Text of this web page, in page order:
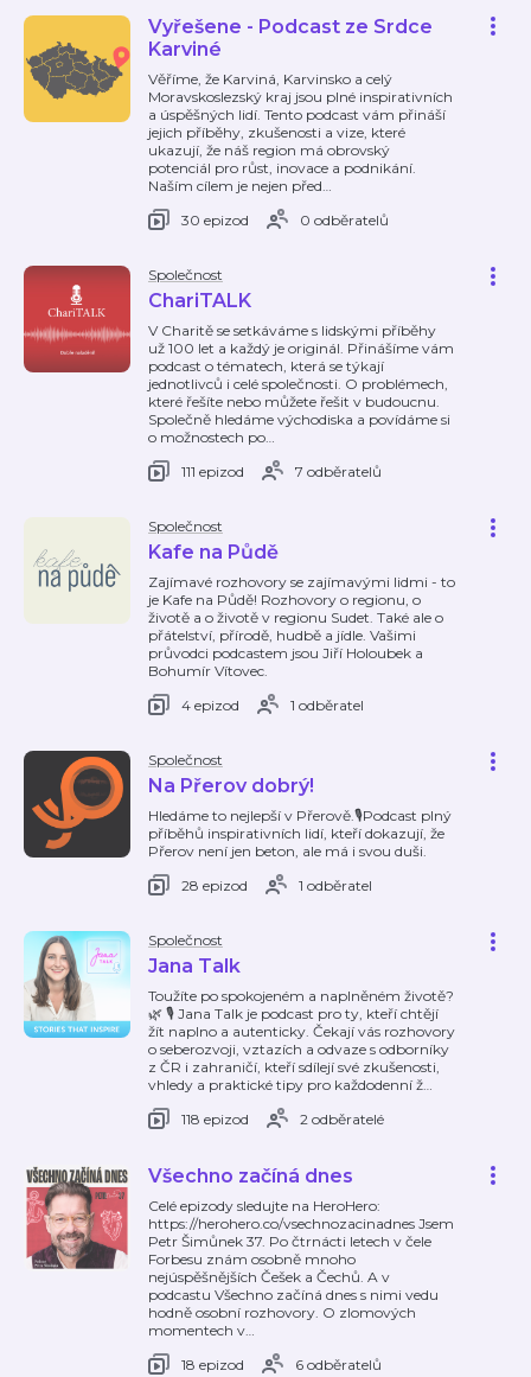
Vyřešene - Podcast ze Srdce
Karviné
Věříme, že Karviná, Karvinsko a celý
Moravskoslezský kraj jsou plné inspirativních
a úspěšných lidí. Tento podcast vám přináší
jejich příběhy, zkušenosti a vize, které
ukazují, že náš region má obrovský
potenciál pro růst, inovace a podnikání.
Naším cílem je nejen před…
30 epizod
0 odběratelů
Společnost
ChariTALK
V Charitě se setkáváme s lidskými příběhy
už 100 let a každý je originál. Přinášíme vám
podcast o tématech, která se týkají
jednotlivců i celé společnosti. O problémech,
které řešíte nebo můžete řešit v budoucnu.
Společně hledáme východiska a povídáme si
o možnostech po…
111 epizod
7 odběratelů
Společnost
Kafe na Půdě
Zajímavé rozhovory se zajímavými lidmi - to
je Kafe na Půdě! Rozhovory o regionu, o
životě a o životě v regionu Sudet. Také ale o
přátelství, přírodě, hudbě a jídle. Vašimi
průvodci podcastem jsou Jiří Holoubek a
Bohumír Vítovec.
4 epizod
1 odběratel
Společnost
Na Přerov dobrý!
Hledáme to nejlepší v Přerově.🎙️Podcast plný
příběhů inspirativních lidí, kteří dokazují, že
Přerov není jen beton, ale má i svou duši.
28 epizod
1 odběratel
Společnost
Jana Talk
Toužíte po spokojeném a naplněném životě?
🌿 🎙️ Jana Talk je podcast pro ty, kteří chtějí
žít naplno a autenticky. Čekají vás rozhovory
o seberozvoji, vztazích a odvaze s odborníky
z ČR i zahraničí, kteří sdílejí své zkušenosti,
vhledy a praktické tipy pro každodenní ž…
118 epizod
2 odběratelé
Všechno začíná dnes
Celé epizody sledujte na HeroHero:
https://herohero.co/vsechnozacinadnes Jsem
Petr Šimůnek 37. Po čtrnácti letech v čele
Forbesu znám osobně mnoho
nejúspěšnějších Češek a Čechů. A v
podcastu Všechno začíná dnes s nimi vedu
hodně osobní rozhovory. O zlomových
momentech v…
18 epizod
6 odběratelů